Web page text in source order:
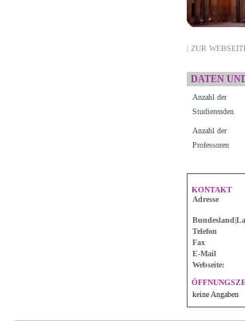
| ZUR
DATEN
Anzahl der
Studierenden
Anzahl der
Professoren
KONTAKT
Adresse
Telefon
Fax
E-Mail
Webseite:
keine Angaben